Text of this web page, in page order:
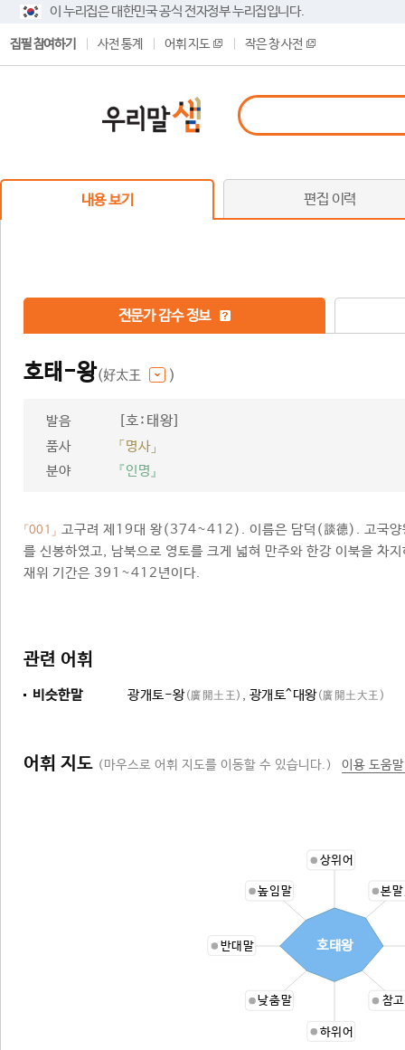
이 누리집은 대한민국 공식 전자정부 누리집입니다.
집필 참여하기 사전 통계 어휘 지도 작은 창 사전
내용 보기 편집 이력
전문가 감수 정보
호태-왕(好太王 )
발음 [호ː태왕]
품사
「명사」
분야
『인명』
「001」 고구려 제19대 왕(374~412). 이름은 담덕(談德). 고국양
를 신봉하였고, 남북으로 영토를 크게 넓혀 만주와 한강 이북을 차
재위 기간은 391~412년이다.
관련 어휘
비슷한말 광개토-왕(廣開土王) , 광개토^대왕(廣開土大王)
어휘 지도 (마우스로 어휘 지도를 이동할 수 있습니다.) 이용 도움
상위어
본
참
하위어
낮춤말
반대말
높임말
호태왕